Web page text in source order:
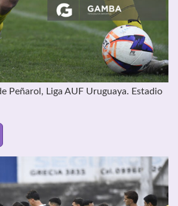
Peñarol, Liga AUF Uruguaya. Estadio